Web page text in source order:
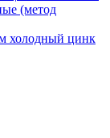
(метод
холодный цинк